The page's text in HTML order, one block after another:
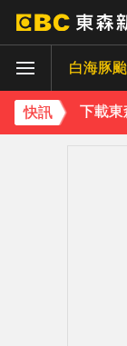
白海豚
快訊
下載東
下載東